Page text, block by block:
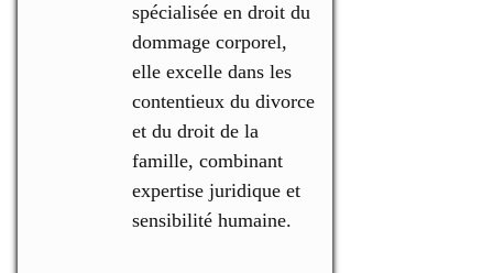
spécialisée en droit du
dommage corporel,
elle excelle dans les
contentieux du divorce
et du droit de la
famille, combinant
expertise juridique et
sensibilité humaine.